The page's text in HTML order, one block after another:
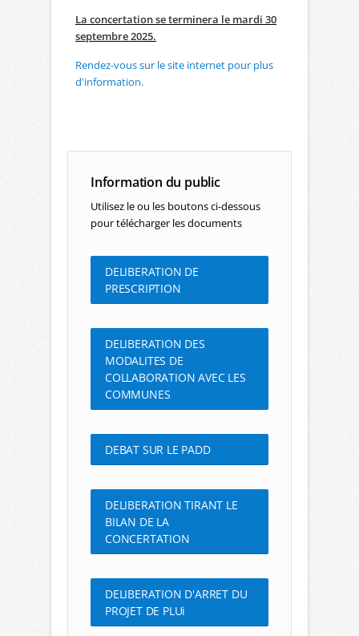
La concertation se terminera le mardi 30
septembre 2025.
Rendez-vous sur le site internet pour plus
d'information.
Information du public
Utilisez le ou les boutons ci-dessous
pour télécharger les documents
DELIBERATION DE
PRESCRIPTION
DELIBERATION DES
MODALITES DE
COLLABORATION AVEC LES
COMMUNES
DEBAT SUR LE PADD
DELIBERATION TIRANT LE
BILAN DE LA
CONCERTATION
DELIBERATION D'ARRET DU
PROJET DE PLUi